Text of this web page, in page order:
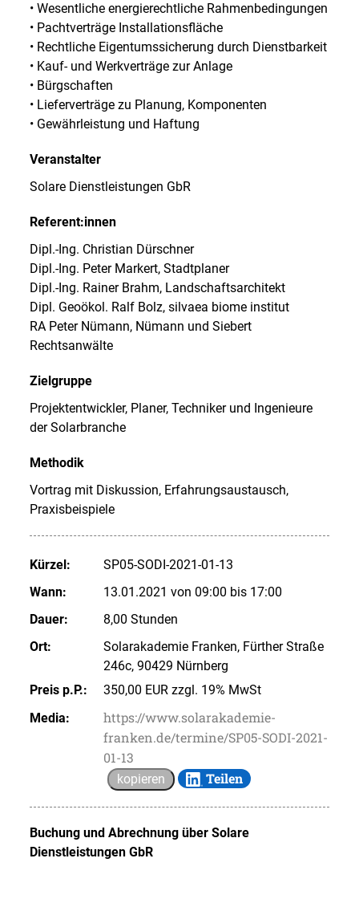
• Wesentliche energierechtliche Rahmenbedingungen
• Pachtverträge Installationsfläche
• Rechtliche Eigentumssicherung durch Dienstbarkeit
• Kauf- und Werkverträge zur Anlage
• Bürgschaften
• Lieferverträge zu Planung, Komponenten
• Gewährleistung und Haftung
Veranstalter
Solare Dienstleistungen GbR
Referent:innen
Dipl.-Ing. Christian Dürschner
Dipl.-Ing. Peter Markert, Stadtplaner
Dipl.-Ing. Rainer Brahm, Landschaftsarchitekt
Dipl. Geoökol. Ralf Bolz, silvaea biome institut
RA Peter Nümann, Nümann und Siebert
Rechtsanwälte
Zielgruppe
Projektentwickler, Planer, Techniker und Ingenieure
der Solarbranche
Methodik
Vortrag mit Diskussion, Erfahrungsaustausch,
Praxisbeispiele
Kürzel:
SP05-SODI-2021-01-13
Wann:
13.01.2021 von 09:00 bis 17:00
Dauer:
8,00 Stunden
Ort:
Solarakademie Franken, Fürther Straße
246c, 90429 Nürnberg
Preis p.P.:
350,00 EUR zzgl. 19% MwSt
Media:
https://www.solarakademie-
franken.de/termine/SP05-SODI-2021-
01-13
kopieren Teilen
Buchung und Abrechnung über Solare
Dienstleistungen GbR